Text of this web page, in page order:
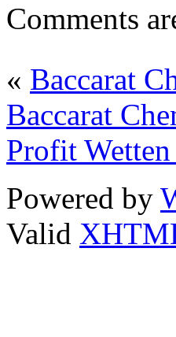
Comments
« Baccarat
Baccarat
Profit
Powered by
Valid